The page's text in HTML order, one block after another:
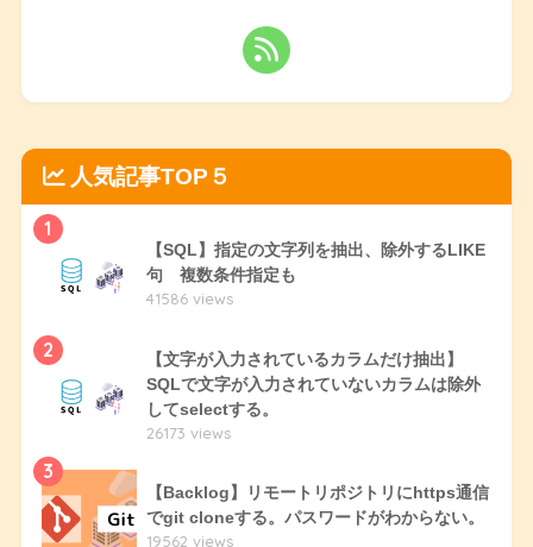
人気記事TOP５
1
【SQL】指定の文字列を抽出、除外するLIKE
句 複数条件指定も
41586 views
2
【文字が入力されているカラムだけ抽出】
SQLで文字が入力されていないカラムは除外
してselectする。
26173 views
3
【Backlog】リモートリポジトリにhttps通信
でgit cloneする。パスワードがわからない。
19562 views